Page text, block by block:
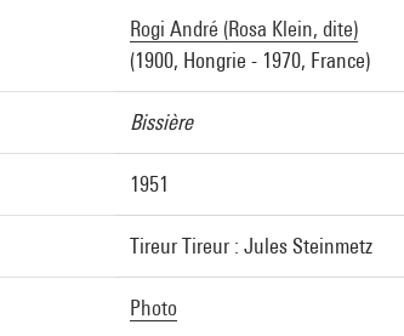
Rogi André (Rosa Klein, dite)
(1900, Hongrie - 1970, France)
Bissière
1951
Tireur Tireur : Jules Steinmetz
Photo